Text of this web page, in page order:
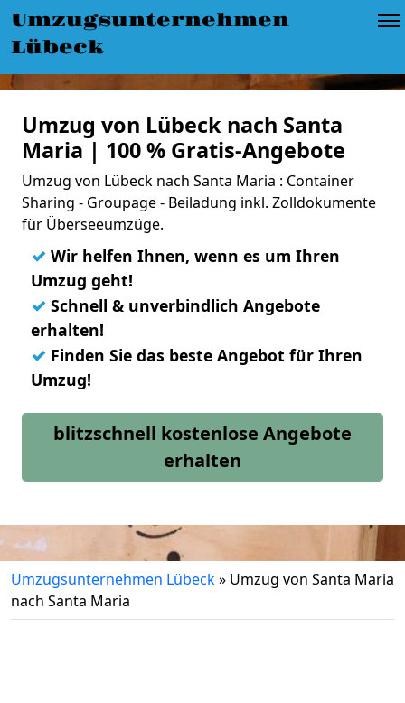
Umzugsunternehmen
Lübeck
Umzug von Lübeck nach Santa
Maria | 100 % Gratis-Angebote
Umzug von Lübeck nach Santa Maria : Container
Sharing - Groupage - Beiladung inkl. Zolldokumente
für Überseeumzüge.
✓ Wir helfen Ihnen, wenn es um Ihren
Umzug geht!
✓ Schnell & unverbindlich Angebote
erhalten!
✓ Finden Sie das beste Angebot für Ihren
Umzug!
blitzschnell kostenlose Angebote
erhalten
Umzugsunternehmen Lübeck» Umzug von Santa Maria
nach Santa Maria